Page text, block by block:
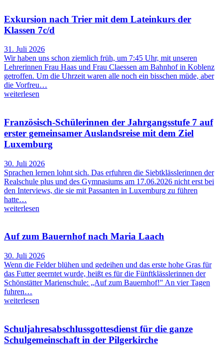
Exkursion nach Trier mit dem Lateinkurs der
Klassen 7c/d
31. Juli 2026
Wir haben uns schon ziemlich früh, um 7:45 Uhr, mit unseren
Lehrerinnen Frau Haas und Frau Claessen am Bahnhof in Koblenz
getroffen. Um die Uhrzeit waren alle noch ein bisschen müde, aber
die Vorfreu…
weiterlesen
Französisch-Schülerinnen der Jahrgangsstufe 7 auf
erster gemeinsamer Auslandsreise mit dem Ziel
Luxemburg
30. Juli 2026
Sprachen lernen lohnt sich. Das erfuhren die Siebtklässlerinnen der
Realschule plus und des Gymnasiums am 17.06.2026 nicht erst bei
den Interviews, die sie mit Passanten in Luxemburg zu führen
hatte…
weiterlesen
Auf zum Bauernhof nach Maria Laach
30. Juli 2026
Wenn die Felder blühen und gedeihen und das erste hohe Gras für
das Futter geerntet wurde, heißt es für die Fünftklässlerinnen der
Schönstätter Marienschule: „Auf zum Bauernhof!" An vier Tagen
fuhren…
weiterlesen
Schuljahresabschlussgottesdienst für die ganze
Schulgemeinschaft in der Pilgerkirche